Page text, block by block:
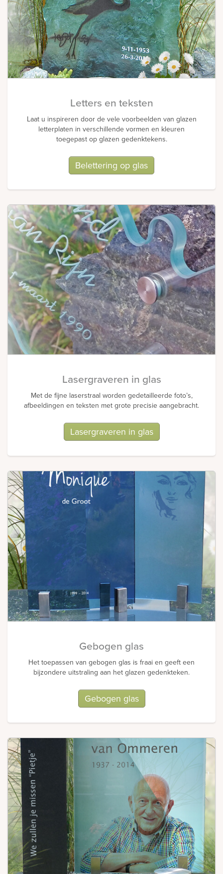
Letters en teksten
Laat u inspireren door de vele voorbeelden van glazen
letterplaten in verschillende vormen en kleuren
toegepast op glazen gedenktekens.
Belettering op glas
Lasergraveren in glas
Met de fijne laserstraal worden gedetailleerde foto’s,
afbeeldingen en teksten met grote precisie aangebracht.
Lasergraveren in glas
Gebogen glas
Het toepassen van gebogen glas is fraai en geeft een
bijzondere uitstraling aan het glazen gedenkteken.
Gebogen glas